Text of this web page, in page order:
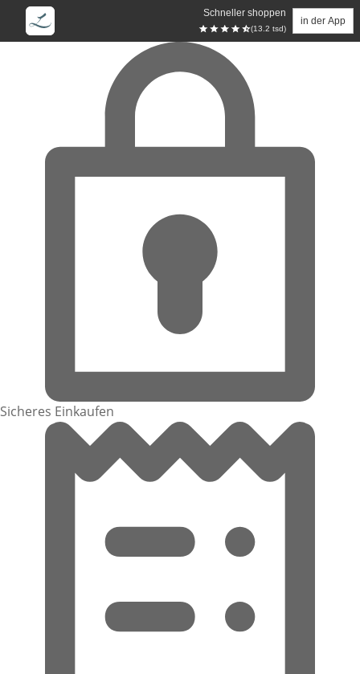
Schneller shoppen
(13.2 tsd)
in der App
Zum Hauptinhalt springen
Sicheres Einkaufen